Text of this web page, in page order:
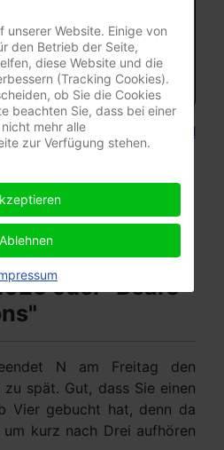
external/#/show/
oder "Bears
N am Freitag den
spät. Gut, dass Sie einen
Vier gebucht hat, denn da
um kurz nach Drei aufhören
unserer Website. Einige von
den Betrieb der Seite,
diese Website und die
(Tracking Cookies).
ob Sie die Cookies
beachten Sie, dass bei einer
mehr alle
zur Verfügung stehen.
Ablehnen